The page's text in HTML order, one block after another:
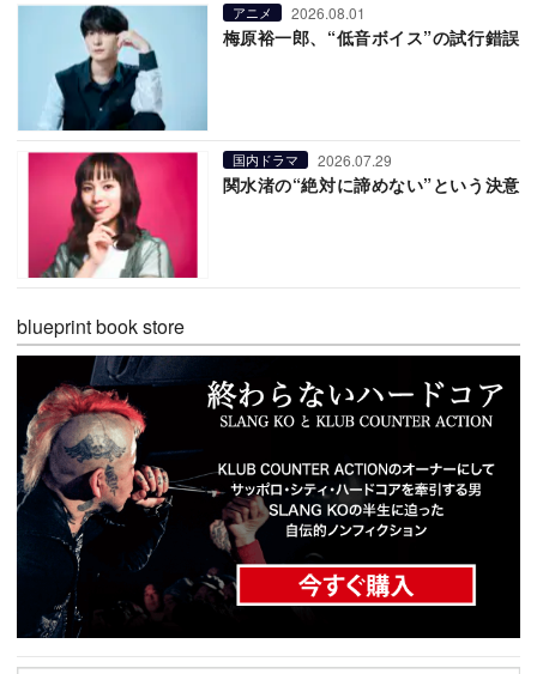
アニメ 2026.08.01
梅原裕一郎、“低音ボイス”の試行錯誤
国内ドラマ 2026.07.29
関水渚の“絶対に諦めない”という決意
blueprint book store